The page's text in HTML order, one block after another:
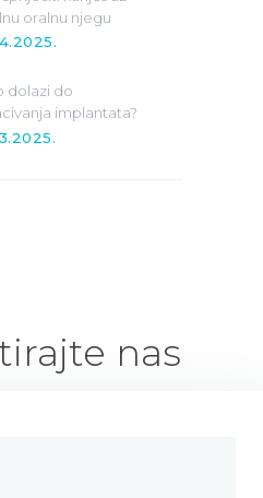
oralnu njegu
dolazi do
implantata?
nas